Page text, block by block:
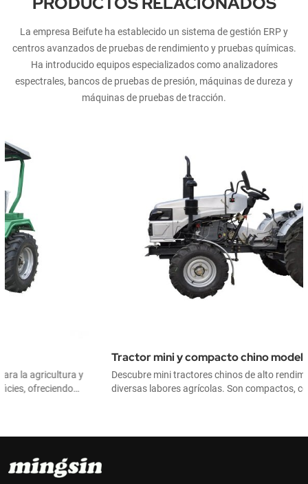
La empresa Beifute ha establecido un sistema de gestión ERP y
centros avanzados de pruebas de rendimiento y pruebas químicas.
Ha introducido equipos especializados como analizadores
espectrales, bancos de pruebas de presión, máquinas de dureza y
máquinas de pruebas de tracción.
Tractor mini y compacto chino modelo MSD200
Descubre mini tractores chinos de alto rendimiento, ideales para
diversas labores agrícolas. Son compactos, confiables y